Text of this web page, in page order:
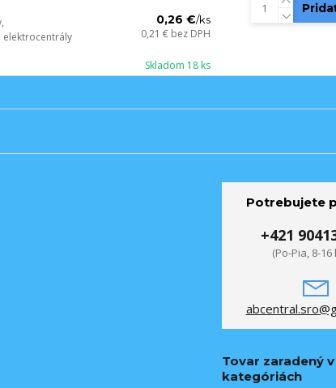
elektrocentrály
0,26 €/ks
0,21 € bez DPH
Skladom 18 ks
Potrebujete
+421
(Po-Pia, 8-16
Tovar zaradený v
kategóriách